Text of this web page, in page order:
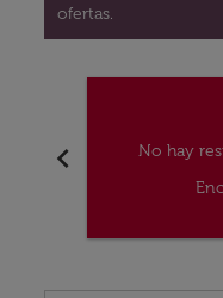
ofertas.
chevron_left
No hay